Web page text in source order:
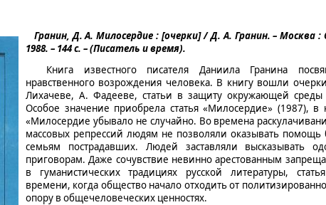
Гранин, Д. А.Милосердие : [очерки] / Д. А. Гранин. – Москва :
1988. – 144 с. – (Писатель и время).
Книга известного писателя Даниила Гранина
нравственного возрождения человека. В книгу вошли
Лихачеве, А. Фадееве, статьи в защиту окружающей среды
Особое значение приобрела статья «Милосердие» (1987), в
«Милосердие убывало не случайно. Во времена
массовых репрессий людям не позволяли оказывать помощь
семьям пострадавших. Людей заставляли высказывать
приговорам. Даже сочувствие невинно арестованным
в гуманистических традициях русской литературы,
времени, когда общество начало отходить от
опору в общечеловеческих ценностях.